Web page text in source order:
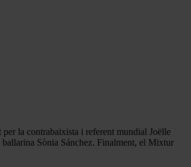
la contrabaixista i referent mundial Joëlle
Sònia Sánchez. Finalment, el Mixtur